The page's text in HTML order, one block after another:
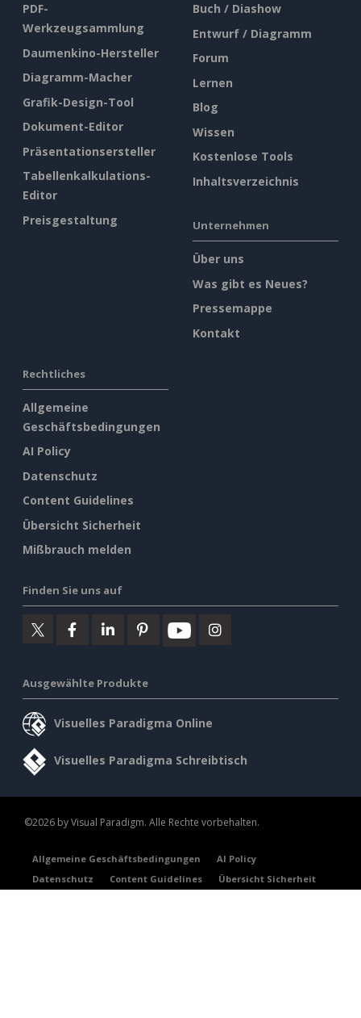
PDF-
Werkzeugsammlung
Daumenkino-Hersteller
Diagramm-Macher
Grafik-Design-Tool
Dokument-Editor
Präsentationsersteller
Tabellenkalkulations-
Editor
Preisgestaltung
Buch / Diashow
Entwurf / Diagramm
Forum
Lernen
Blog
Wissen
Kostenlose Tools
Inhaltsverzeichnis
Unternehmen
Über uns
Was gibt es Neues?
Pressemappe
Kontakt
Rechtliches
Allgemeine
Geschäftsbedingungen
AI Policy
Datenschutz
Content Guidelines
Übersicht Sicherheit
Mißbrauch melden
Finden Sie uns auf
Ausgewählte Produkte
Visuelles Paradigma Online
Visuelles Paradigma Schreibtisch
©2026 by Visual Paradigm. Alle Rechte vorbehalten.
Allgemeine Geschäftsbedingungen
AI Policy
Datenschutz
Content Guidelines Übersicht Sicherheit